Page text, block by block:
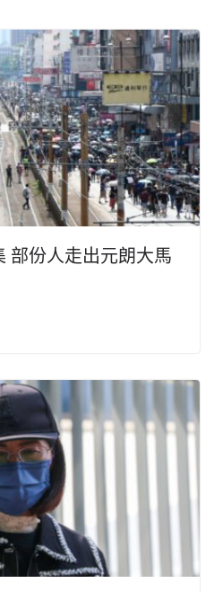
部份人走出元朗大馬